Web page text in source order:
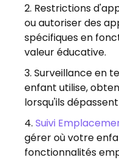
Restrictions
ou autoriser des
spécifiques en
valeur éducative.
Surveillance en
enfant utilise,
lorsqu'ils
Suivi
gérer où votre
fonctionnalités